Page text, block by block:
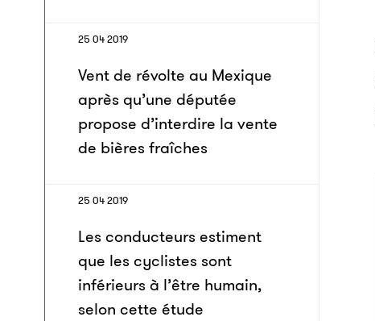
25 04 2019
Vent de révolte au Mexique
après qu’une députée
propose d’interdire la vente
de bières fraîches
25 04 2019
Les conducteurs estiment
que les cyclistes sont
inférieurs à l’être humain,
selon cette étude